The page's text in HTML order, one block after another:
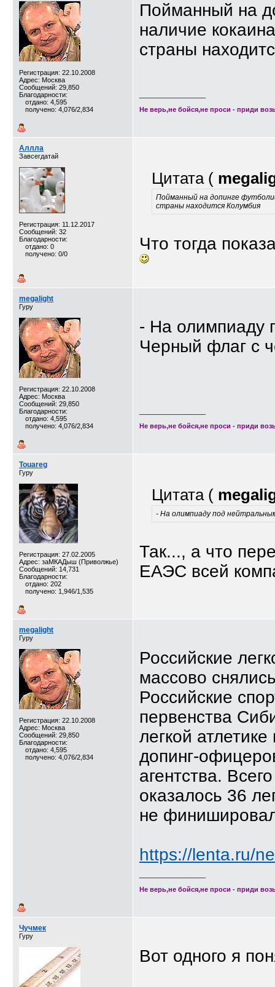
Регистрация: 22.10.2008
Адрес: Москва
Сообщений: 29,850
Благодарности:
отдано: 4,595
получено: 4,076/2,834
Пойманный на
наличие
страны
Не верь,не бойся,не проси - приди
Аллла
Завсегдатай
Регистрация: 11.12.2017
Сообщений: 32
Благодарности:
отдано: 0
получено: 0/0
Цитата (
Пойманный на допинге
страны находится Колумбия
Что тогда
megalight
Гуру
Регистрация: 22.10.2008
Адрес: Москва
Сообщений: 29,850
Благодарности:
отдано: 4,595
получено: 4,076/2,834
- На олимпиаду
Черный флаг с
Не верь,не бойся,не проси - приди
Touareg
Гуру
Регистрация: 27.02.2005
Адрес: заМКАДыш (Приволжье)
Сообщений: 14,731
Благодарности:
отдано: 202
получено: 1,946/1,535
Цитата (
- На олимпиаду под
Так..., а что
ЕАЭС всей
megalight
Гуру
Регистрация: 22.10.2008
Адрес: Москва
Сообщений: 29,850
Благодарности:
отдано: 4,595
получено: 4,076/2,834
Российские
массово
Российские
первенства
легкой
допинг-
агентства.
оказалось 36
не
https://lenta.ru/
Не верь,не бойся,не проси - приди
Чучмек
Гуру
Вот одного я